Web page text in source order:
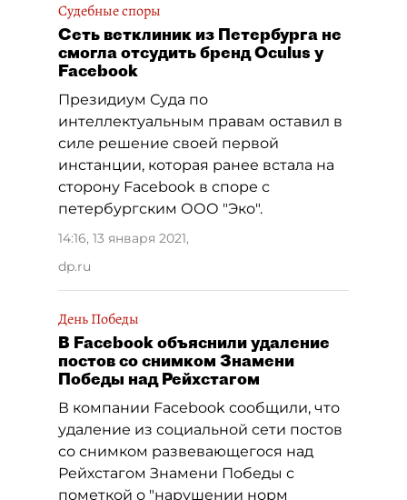
Судебные споры
Cеть ветклиник из Петербурга не
смогла отсудить бренд Oculus у
Facebook
Президиум Суда по
интеллектуальным правам оставил в
силе решение своей первой
инстанции, которая ранее встала на
сторону Facebook в споре с
петербургским ООО "Эко".
14:16, 13 января 2021,
dp.ru
День Победы
В Facebook объяснили удаление
постов со снимком Знамени
Победы над Рейхстагом
В компании Facebook сообщили, что
удаление из социальной сети постов
со снимком развевающегося над
Рейхстагом Знамени Победы с
пометкой о "нарушении норм